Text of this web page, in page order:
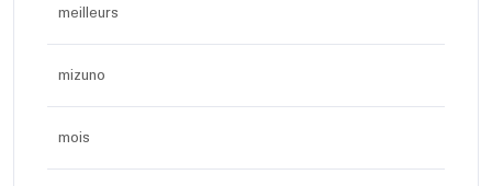
meilleurs
mizuno
mois